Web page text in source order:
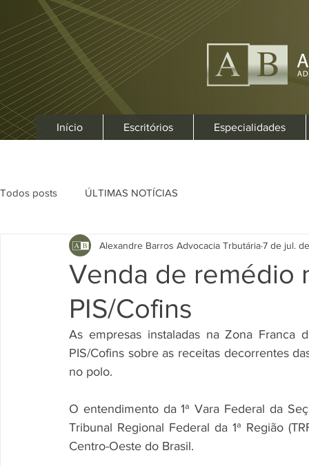
Início Escritórios Especialidades
Todos posts ÚLTIMAS NOTÍCIAS
Venda de remédio
PIS/Cofins
Alexandre Barros Advocacia Trbutária7 de jul.
As empresas instaladas na Zona Franca
PIS/Cofins sobre as receitas decorrentes
no polo.
O entendimento da 1ª Vara Federal da
Tribunal Regional Federal da 1ª Região
Centro-Oeste do Brasil.